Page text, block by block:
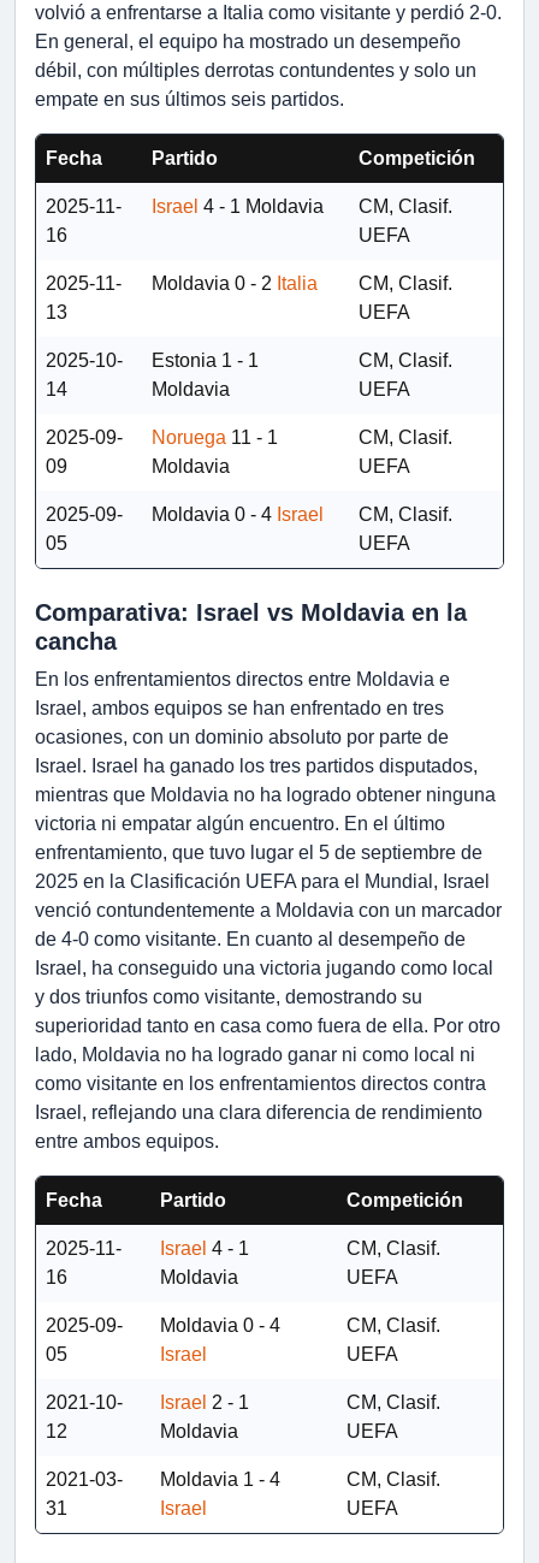
volvió a enfrentarse a Italia como visitante y perdió 2-0.
En general, el equipo ha mostrado un desempeño
débil, con múltiples derrotas contundentes y solo un
empate en sus últimos seis partidos.
Fecha Partido Competición
2025-11-
16
Israel 4 - 1 Moldavia
CM, Clasif.
UEFA
2025-11-
13
Moldavia 0 - 2 Italia
CM, Clasif.
UEFA
2025-10-
14
Estonia 1 - 1
Moldavia
CM, Clasif.
UEFA
2025-09-
09
Noruega 11 - 1
Moldavia
CM, Clasif.
UEFA
2025-09-
05
Moldavia 0 - 4 Israel
CM, Clasif.
UEFA
Comparativa: Israel vs Moldavia en la
cancha
En los enfrentamientos directos entre Moldavia e
Israel, ambos equipos se han enfrentado en tres
ocasiones, con un dominio absoluto por parte de
Israel. Israel ha ganado los tres partidos disputados,
mientras que Moldavia no ha logrado obtener ninguna
victoria ni empatar algún encuentro. En el último
enfrentamiento, que tuvo lugar el 5 de septiembre de
2025 en la Clasificación UEFA para el Mundial, Israel
venció contundentemente a Moldavia con un marcador
de 4-0 como visitante. En cuanto al desempeño de
Israel, ha conseguido una victoria jugando como local
y dos triunfos como visitante, demostrando su
superioridad tanto en casa como fuera de ella. Por otro
lado, Moldavia no ha logrado ganar ni como local ni
como visitante en los enfrentamientos directos contra
Israel, reflejando una clara diferencia de rendimiento
entre ambos equipos.
Fecha Partido Competición
2025-11-
16
Israel 4 - 1
Moldavia
CM, Clasif.
UEFA
2025-09-
05
Moldavia 0 - 4
Israel
CM, Clasif.
UEFA
2021-10-
12
Israel 2 - 1
Moldavia
CM, Clasif.
UEFA
2021-03-
31
Moldavia 1 - 4
Israel
CM, Clasif.
UEFA